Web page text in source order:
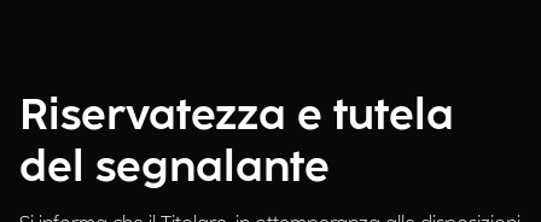
Riservatezza e tutela
del segnalante